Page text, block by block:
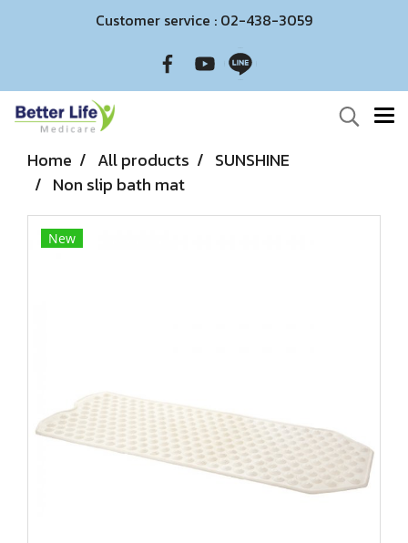
Customer service : 02-438-3059
Home All products
SUNSHINE
Non slip bath mat
New